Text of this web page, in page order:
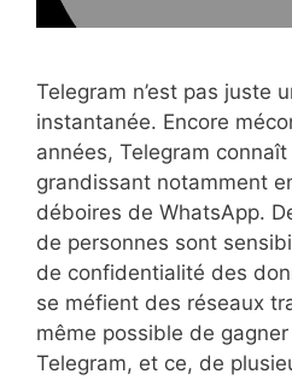
Telegram n’est pas juste
instantanée. Encore
années, Telegram
grandissant notamment
déboires de WhatsApp.
de personnes sont
de confidentialité des
se méfient des réseaux
même possible de gagner
Telegram, et ce, de